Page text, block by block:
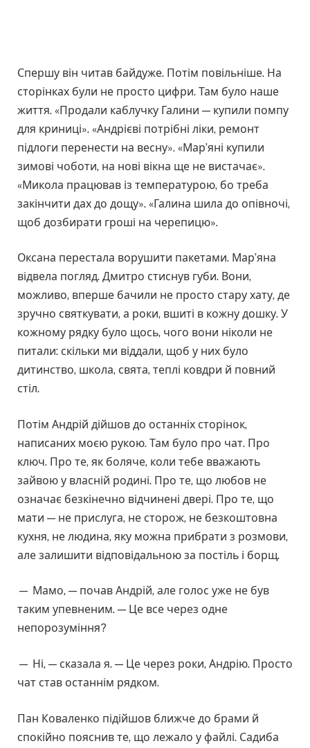
Спершу він читав байдуже. Потім повільніше. На
сторінках були не просто цифри. Там було наше
життя. «Продали каблучку Галини — купили помпу
для криниці». «Андрієві потрібні ліки, ремонт
підлоги перенести на весну». «Мар’яні купили
зимові чоботи, на нові вікна ще не вистачає».
«Микола працював із температурою, бо треба
закінчити дах до дощу». «Галина шила до опівночі,
щоб дозбирати гроші на черепицю».
Оксана перестала ворушити пакетами. Мар’яна
відвела погляд. Дмитро стиснув губи. Вони,
можливо, вперше бачили не просто стару хату, де
зручно святкувати, а роки, вшиті в кожну дошку. У
кожному рядку було щось, чого вони ніколи не
питали: скільки ми віддали, щоб у них було
дитинство, школа, свята, теплі ковдри й повний
стіл.
Потім Андрій дійшов до останніх сторінок,
написаних моєю рукою. Там було про чат. Про
ключ. Про те, як боляче, коли тебе вважають
зайвою у власній родині. Про те, що любов не
означає безкінечно відчинені двері. Про те, що
мати — не прислуга, не сторож, не безкоштовна
кухня, не людина, яку можна прибрати з розмови,
але залишити відповідальною за постіль і борщ.
— Мамо, — почав Андрій, але голос уже не був
таким упевненим. — Це все через одне
непорозуміння?
— Ні, — сказала я. — Це через роки, Андрію. Просто
чат став останнім рядком.
Пан Коваленко підійшов ближче до брами й
спокійно пояснив те, що лежало у файлі. Садиба